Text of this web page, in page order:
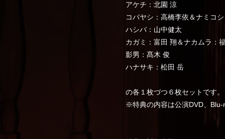
アケチ：北園 涼
コバヤシ：高橋李依＆ナミコ
ハシバ：山中健太
カガミ：富田 翔＆ナカムラ：
影男：髙木 俊
ハナサキ：松田 岳
の各１枚づつ６枚セットです。
※特典の内容は公演DVD、